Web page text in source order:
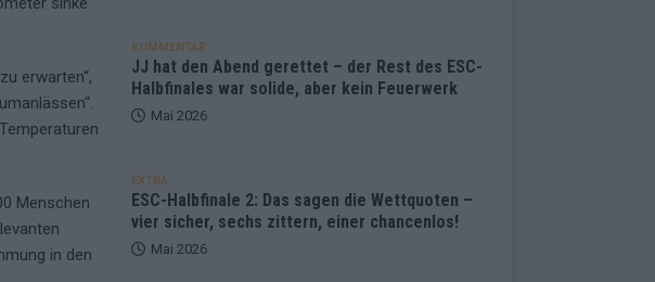
erwarten“,
Menschen
in den
KOMMENTAR
JJ hat den Abend gerettet – der Rest des ESC-
Halbfinales war solide, aber kein Feuerwerk
Mai 2026
EXTRA
ESC-Halbfinale 2: Das sagen die Wettquoten –
vier sicher, sechs zittern, einer chancenlos!
Mai 2026